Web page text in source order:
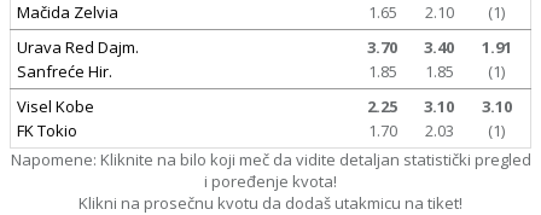
Mačida Zelvia
1.65
2.10
(1)
Urava Red Dajm.
Sanfreće Hir.
3.70 3.40
1.91
1.85
1.85
(1)
Visel Kobe
FK Tokio
2.25 3.10
3.10
1.70
2.03
(1)
Napomene: Kliknite na bilo koji meč da vidite detaljan statistički pregled
i poređenje kvota!
Klikni na prosečnu kvotu da dodaš utakmicu na tiket!